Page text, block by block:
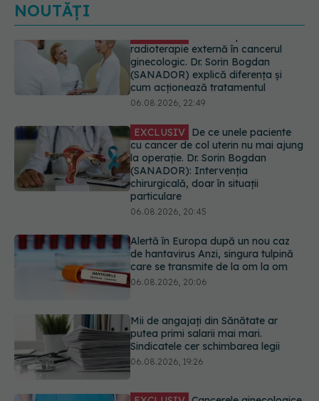
NOUTĂȚI
EXCLUSIV De ce unele paciente
cu cancer de col uterin nu mai ajung
la operație. Dr. Sorin Bogdan
(SANADOR): Intervenția
particulare
06.08.2026, 20:45
Alertă în Europa după un nou caz
de hantavirus Anzi, singura tulpină
care se transmite de la om la om
06.08.2026, 20:06
Mii de angajați din Sănătate ar
putea primi salarii mai mari.
Sindicatele cer schimbarea legii
06.08.2026, 19:26
EXCLUSIV Cancerele ginecologice
care pot fi tratate fără operație. Dr.
Sorin Bogdan (SANADOR): Chirurgia
este indicată doar punctual, pentru
06.08.2026, 19:05